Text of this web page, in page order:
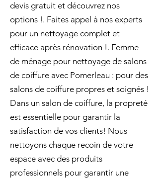
devis gratuit et découvrez nos
options !. Faites appel à nos experts
pour un nettoyage complet et
efficace après rénovation !. Femme
de ménage pour nettoyage de salons
de coiffure avec Pomerleau : pour des
salons de coiffure propres et soignés !
Dans un salon de coiffure, la propreté
est essentielle pour garantir la
satisfaction de vos clients! Nous
nettoyons chaque recoin de votre
espace avec des produits
professionnels pour garantir une